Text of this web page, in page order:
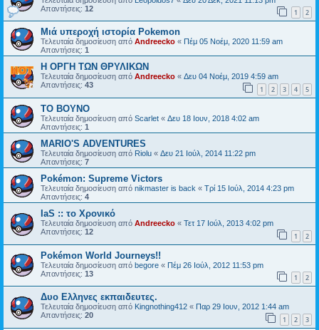
Απαντήσεις: 12 1 2
Μιά υπεροχή ιστορία Pokemon
Τελευταία δημοσίευση από Andreecko « Πέμ 05 Νοέμ, 2020 11:59 am
Απαντήσεις: 1
Η ΟΡΓΗ ΤΩΝ ΘΡΥΛΙΚΩΝ
Τελευταία δημοσίευση από Andreecko « Δευ 04 Νοέμ, 2019 4:59 am
Απαντήσεις: 43 1 2 3 4 5
ΤΟ ΒΟΥΝΟ
Τελευταία δημοσίευση από Scarlet « Δευ 18 Ιουν, 2018 4:02 am
Απαντήσεις: 1
MARIO'S ADVENTURES
Τελευταία δημοσίευση από Riolu « Δευ 21 Ιούλ, 2014 11:22 pm
Απαντήσεις: 7
Pokémon: Supreme Victors
Τελευταία δημοσίευση από nikmaster is back « Τρί 15 Ιούλ, 2014 4:23 pm
Απαντήσεις: 4
IaS :: το Χρονικό
Τελευταία δημοσίευση από Andreecko « Τετ 17 Ιούλ, 2013 4:02 pm
Απαντήσεις: 12 1 2
Pokémon World Journeys!!
Τελευταία δημοσίευση από begore « Πέμ 26 Ιούλ, 2012 11:53 pm
Απαντήσεις: 13 1 2
Δυο Ελληνες εκπαιδευτες.
Τελευταία δημοσίευση από Kingnothing412 « Παρ 29 Ιουν, 2012 1:44 am
Απαντήσεις: 20 1 2 3